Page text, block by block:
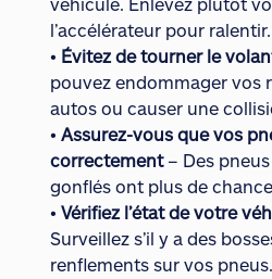
l’accélérateur pour ralentir.
• Évitez de tourner le
pouvez endommager vos
autos ou causer une
• Assurez-vous que vos
correctement– Des
gonflés ont plus de
• Vérifiez l’état de votre
Surveillez s’il y a des
renflements sur vos